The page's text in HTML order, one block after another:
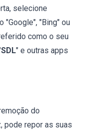
selecione
"Google", "Bing" ou
como o seu
SDL" e outras apps
do
pode repor as suas